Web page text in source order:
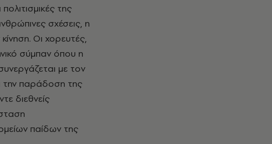
της
σχέσεις, η
Οι χορευτές,
σύμπαν όπου η
με τον
την παράδοση της
διεθνείς
παίδων της